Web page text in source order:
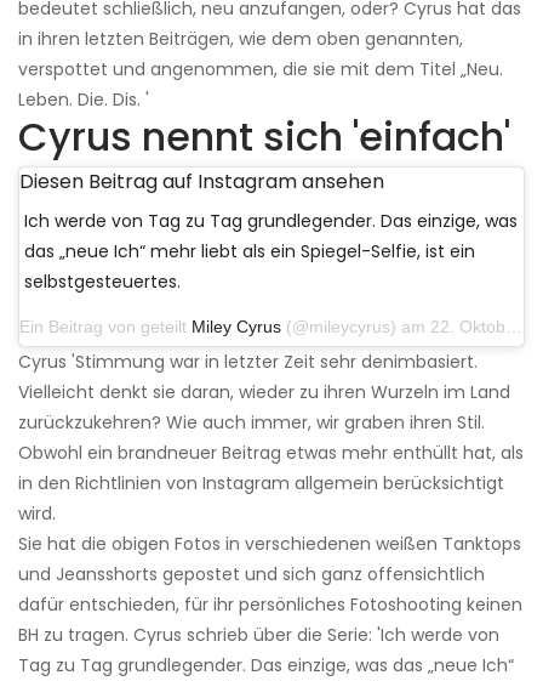
bedeutet schließlich, neu anzufangen, oder? Cyrus hat das
in ihren letzten Beiträgen, wie dem oben genannten,
verspottet und angenommen, die sie mit dem Titel „Neu.
Leben. Die. Dis. '
Cyrus nennt sich 'einfach'
Diesen Beitrag auf Instagram ansehen
Ich werde von Tag zu Tag grundlegender. Das einzige, was
das „neue Ich“ mehr liebt als ein Spiegel-Selfie, ist ein
selbstgesteuertes.
Ein Beitrag von geteilt Miley Cyrus (@mileycyrus) am 22. Oktober 2019 um 11:39 Uhr PDT
Cyrus 'Stimmung war in letzter Zeit sehr denimbasiert.
Vielleicht denkt sie daran, wieder zu ihren Wurzeln im Land
zurückzukehren? Wie auch immer, wir graben ihren Stil.
Obwohl ein brandneuer Beitrag etwas mehr enthüllt hat, als
in den Richtlinien von Instagram allgemein berücksichtigt
wird.
Sie hat die obigen Fotos in verschiedenen weißen Tanktops
und Jeansshorts gepostet und sich ganz offensichtlich
dafür entschieden, für ihr persönliches Fotoshooting keinen
BH zu tragen. Cyrus schrieb über die Serie: 'Ich werde von
Tag zu Tag grundlegender. Das einzige, was das „neue Ich“